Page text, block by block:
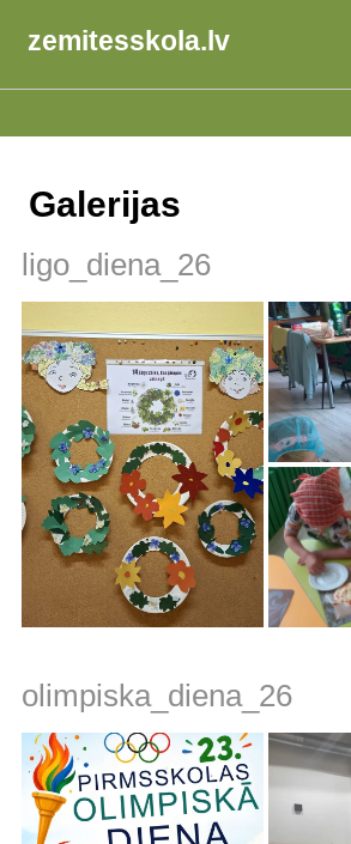
zemitesskola.lv
Galerijas
ligo_diena_26
olimpiska_diena_26